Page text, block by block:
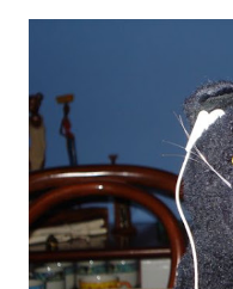
entero que estaba
cantado por otra niña,
por ser menos agraciada
ser gordita, menos
mí qué debe importarme
canta está triste,
por motivos físicos, etc....